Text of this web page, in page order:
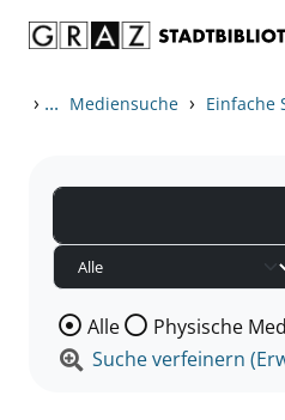
› ... Mediensuche › Einfache
Wählen Sie die
Alle Physische
Suche verfeinern